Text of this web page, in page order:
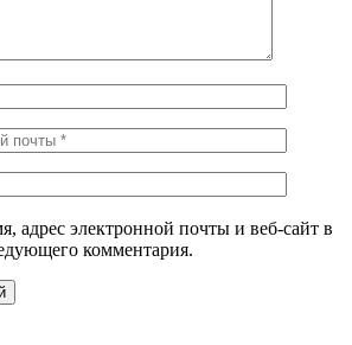
адрес электронной почты и веб-сайт в
комментария.